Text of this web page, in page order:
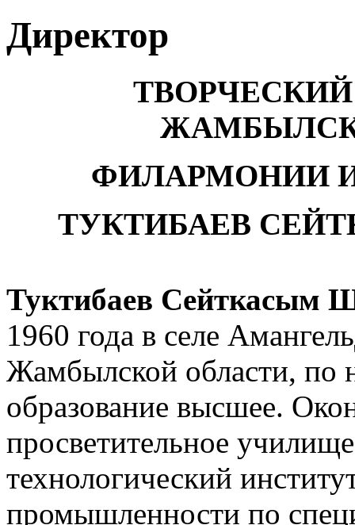
Директор
ФИЛАРМОНИИ
ТУКТИБАЕВ
Туктибаев Сейткасым
1960 года в селе
Жамбылской области, по
образование высшее.
просветительное
технологический
промышленности по